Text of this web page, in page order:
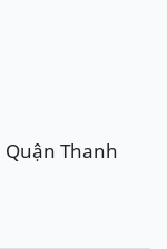
Quận Thanh